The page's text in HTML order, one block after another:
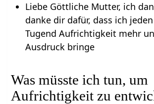
Liebe Göttliche Mutter, ich
danke dir dafür, dass ich
Tugend Aufrichtigkeit mehr
Ausdruck bringe
Was müsste ich tun, um
Aufrichtigkeit zu